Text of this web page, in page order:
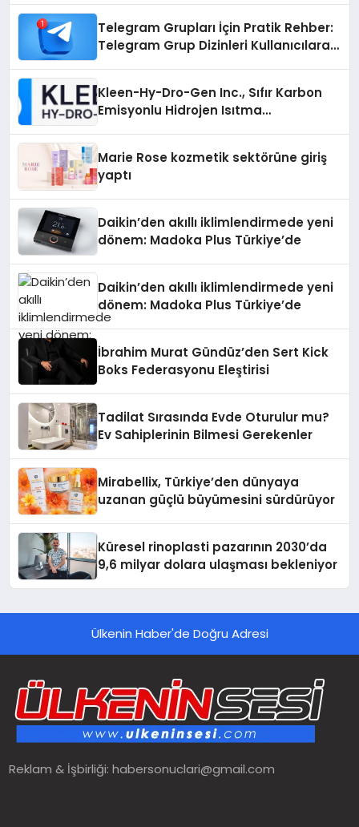
Telegram Grupları İçin Pratik Rehber:
Telegram Grup Dizinleri Kullanıcılara
Kleen-Hy-Dro-Gen Inc., Sıfır Karbon
Emisyonlu Hidrojen Isıtma
Marie Rose kozmetik sektörüne giriş
yaptı
Daikin’den akıllı iklimlendirmede yeni
dönem: Madoka Plus Türkiye’de
Daikin’den akıllı iklimlendirmede yeni
dönem: Madoka Plus Türkiye’de
İbrahim Murat Gündüz’den Sert Kick
Boks Federasyonu Eleştirisi
Tadilat Sırasında Evde Oturulur mu?
Ev Sahiplerinin Bilmesi Gerekenler
Mirabellix, Türkiye’den dünyaya
uzanan güçlü büyümesini sürdürüyor
Küresel rinoplasti pazarının 2030’da
9,6 milyar dolara ulaşması bekleniyor
Ülkenin Haber'de Doğru Adresi
Reklam & İşbirliği:habersonuclari@gmail.com